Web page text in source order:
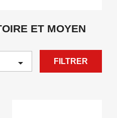
ET MOYEN
 FILTRER